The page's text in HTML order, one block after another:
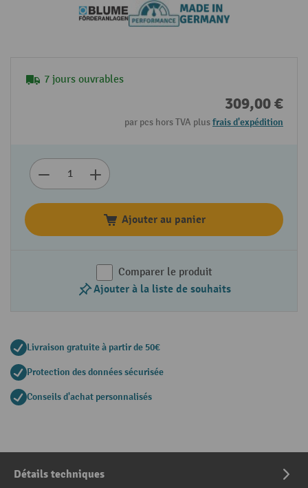
7 jours ouvrables
309,00 €
par pcs hors TVA plusfrais d'expédition
Ajouter au panier
Comparer le produit
Ajouter à la liste de souhaits
Livraison gratuite à partir de 50€
Protection des données sécurisée
Conseils d'achat personnalisés
Détails techniques